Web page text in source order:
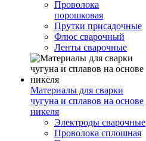
Проволока
порошковая
Прутки присадочные
Флюс сварочный
Ленты сварочные
Материалы для сварки
чугуна и сплавов на основе
никеля
Электроды сварочные
Проволока сплошная